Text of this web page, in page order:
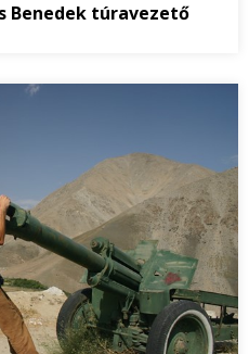
Benedek túravezető